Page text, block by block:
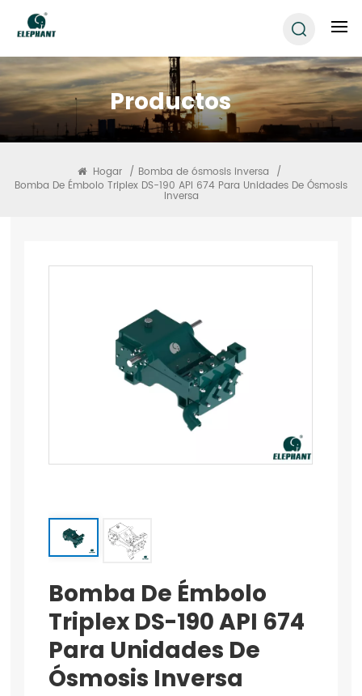
Productos
Hogar / Bomba de ósmosis inversa /
Bomba De Émbolo Triplex DS-190 API 674 Para Unidades De Ósmosis
Inversa
Bomba De Émbolo
Triplex DS-190 API 674
Para Unidades De
Ósmosis Inversa